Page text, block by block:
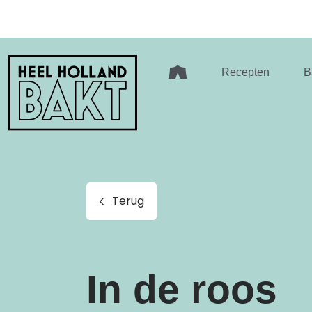
Heel
Holland
Bakt
Recepten
Terug
In de roos